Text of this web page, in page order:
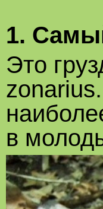
1.
Это
в